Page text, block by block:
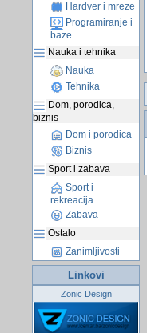
Hardver i mreze
Programiranje i
baze
Nauka i tehnika
Nauka
Tehnika
Dom, porodica,
biznis
Dom i porodica
Biznis
Sport i zabava
Sport i
rekreacija
Zabava
Ostalo
Zanimljivosti
Linkovi
Zonic Design